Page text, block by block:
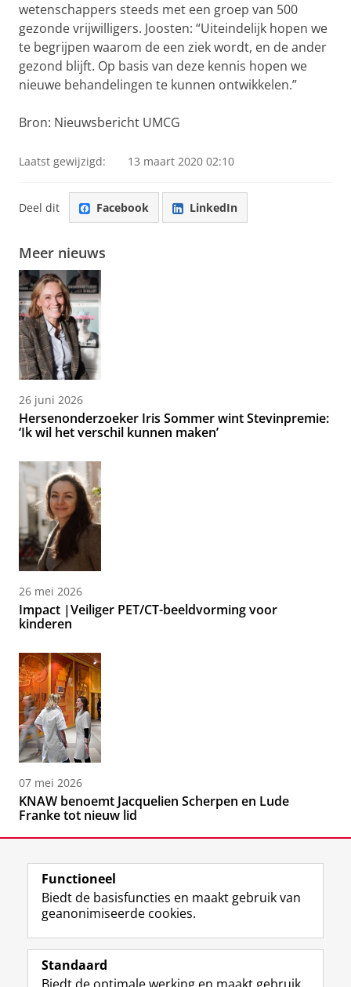
wetenschappers steeds met een groep van 500
gezonde vrijwilligers. Joosten: “Uiteindelijk hopen we
te begrijpen waarom de een ziek wordt, en de ander
gezond blijft. Op basis van deze kennis hopen we
nieuwe behandelingen te kunnen ontwikkelen.”
Bron: Nieuwsbericht UMCG
Laatst gewijzigd: 13 maart 2020 02:10
Deel dit Facebook LinkedIn
Meer nieuws
26 juni 2026
Hersenonderzoeker Iris Sommer wint Stevinpremie:
‘Ik wil het verschil kunnen maken’
26 mei 2026
Impact |Veiliger PET/CT-beeldvorming voor
kinderen
07 mei 2026
KNAW benoemt Jacquelien Scherpen en Lude
Franke tot nieuw lid
Volg de RUG
F
a
L
i
R
S
I
n
Y
o
Functioneel
Biedt de basisfuncties en maakt gebruik van
geanonimiseerde cookies.
Standaard